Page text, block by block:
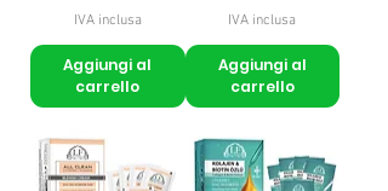
IVA inclusa
Aggiungi al
carrello
IVA inclusa
Aggiungi al
carrello